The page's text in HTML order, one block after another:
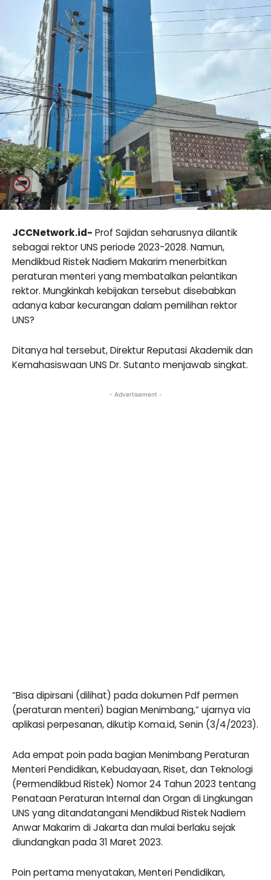
JCCNetwork.id- Prof Sajidan seharusnya dilantik
sebagai rektor UNS periode 2023-2028. Namun,
Mendikbud Ristek Nadiem Makarim menerbitkan
peraturan menteri yang membatalkan pelantikan
rektor. Mungkinkah kebijakan tersebut disebabkan
adanya kabar kecurangan dalam pemilihan rektor
UNS?
Ditanya hal tersebut, Direktur Reputasi Akademik dan
Kemahasiswaan UNS Dr. Sutanto menjawab singkat.
- Advertisement -
“Bisa dipirsani (dilihat) pada dokumen Pdf permen
(peraturan menteri) bagian Menimbang,” ujarnya via
aplikasi perpesanan, dikutip Koma.id, Senin (3/4/2023).
Ada empat poin pada bagian Menimbang Peraturan
Menteri Pendidikan, Kebudayaan, Riset, dan Teknologi
(Permendikbud Ristek) Nomor 24 Tahun 2023 tentang
Penataan Peraturan Internal dan Organ di Lingkungan
UNS yang ditandatangani Mendikbud Ristek Nadiem
Anwar Makarim di Jakarta dan mulai berlaku sejak
diundangkan pada 31 Maret 2023.
Poin pertama menyatakan, Menteri Pendidikan,